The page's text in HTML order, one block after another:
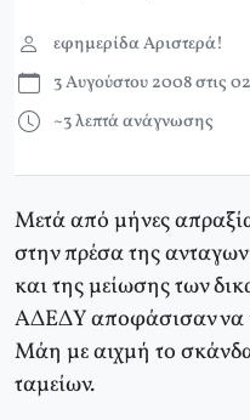
εφημερίδα Αριστερά!
3 Αυγούστου 2008 στις
~3 λεπτά ανάγνωσης
Μετά από μήνες
στην πρέσα της
και της μείωσης των
AΔEΔY αποφάσισαν να
Mάη με αιχμή το
ταμείων.